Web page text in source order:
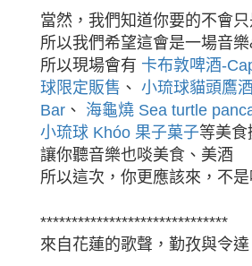
當然，我們知道你要的不會
所以我們希望這會是一場音
所以現場會有 卡布敦啤酒-
球限定販售 、 小琉球貓頭鷹
Bar 、 海龜燒 Sea turtle
小琉球 Khóo 果子菓子等美食
讓你聽音樂也啖美食、美酒
所以這次，你更應該來，不
******************************
來自花蓮的歌聲，勤孜與令達